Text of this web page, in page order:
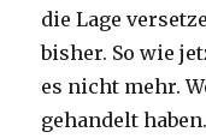
die Lage
bisher. So wie
es nicht mehr.
gehandelt haben.